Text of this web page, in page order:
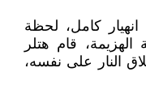
لحظة انهيار كامل، لحظة
قام هتلر
النار على نفسه،